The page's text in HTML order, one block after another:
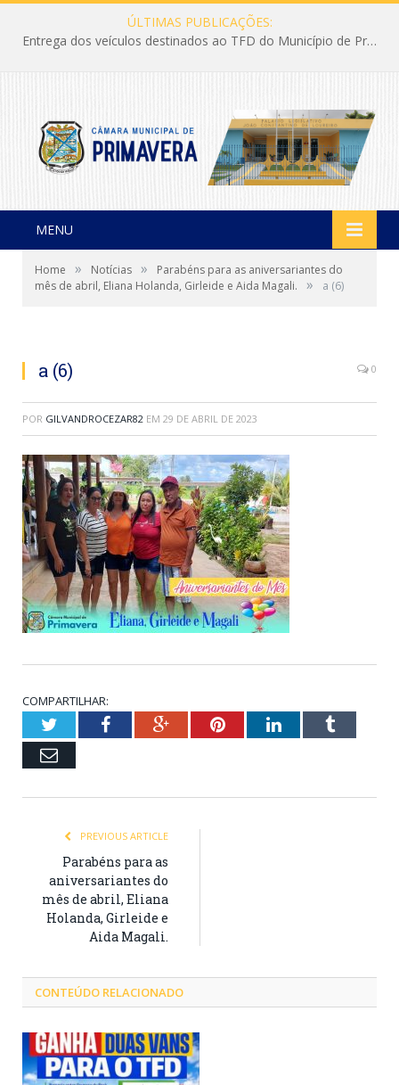
ÚLTIMAS PUBLICAÇÕES:
Entrega dos veículos destinados ao TFD do Município de Primavera
MENU
Home » Notícias »
Parabéns para as aniversariantes do
mês de abril, Eliana Holanda, Girleide e Aida Magali.
» a (6)
a (6) 0
POR GILVANDROCEZAR82 EM 29 DE ABRIL DE 2023
COMPARTILHAR:
TwitterFacebookGoogle+PinterestLinkedInTumblr
Email
PREVIOUS ARTICLE
Parabéns para as
aniversariantes do
mês de abril, Eliana
Holanda, Girleide e
Aida Magali.
CONTEÚDO RELACIONADO